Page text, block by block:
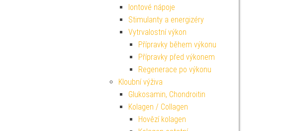
Iontové nápoje
Stimulanty a energizéry
Vytrvalostní výkon
Přípravky během výkonu
Přípravky před výkonem
Regenerace po výkonu
Kloubní výživa
Glukosamin, Chondroitin
Kolagen / Collagen
Hovězí kolagen